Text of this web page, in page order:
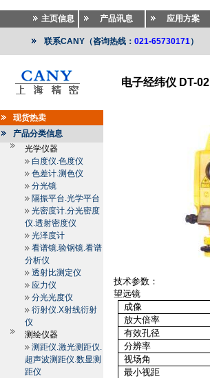
主页信息 产品讯息 应用方案
联系CANY（咨询热线： 021-65730171）
电子经纬仪 DT-02
现货热卖
产品分类信息
光学仪器
白度仪.色度仪
色差计.测色仪
分光镜
隔振平台.光学平台
光密度计.分光密度
仪.透射密度仪
光泽度计
看谱镜.验钢镜.看谱
分析仪
透射比测定仪
应力仪
分光光度仪
衍射仪.X射线衍射
仪
测绘仪器
测距仪.激光测距仪.
超声波测距仪.数显测
距仪
技术参数：
望远镜
成像
放大倍率
有效孔径
分辨率
视场角
最小视距